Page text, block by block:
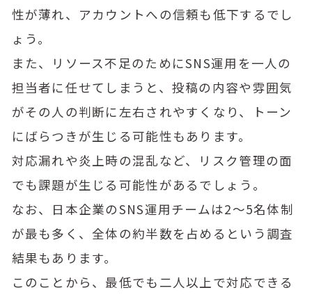
性が薄れ、アカウントへの信頼も低下するでし
ょう。
また、リソース不足のためにSNS運用を一人の
担当者に任せてしまうと、投稿の内容や雰囲気
がその人の判断に左右されやすくなり、トーン
にばらつきが生じる可能性もあります。
対応漏れや炎上時の混乱など、リスク管理の面
でも課題が生じる可能性があるでしょう。
なお、日本企業のSNS運用チームは2〜5名体制
が最も多く、全体の約半数を占めるという調査
結果もあります。
このことから、最低でも二人以上で対応できる